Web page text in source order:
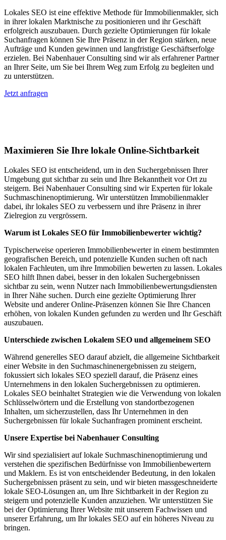
Lokales SEO ist eine effektive Methode für Immobilienmakler, sich
in ihrer lokalen Marktnische zu positionieren und ihr Geschäft
erfolgreich auszubauen. Durch gezielte Optimierungen für lokale
Suchanfragen können Sie Ihre Präsenz in der Region stärken, neue
Aufträge und Kunden gewinnen und langfristige Geschäftserfolge
erzielen. Bei Nabenhauer Consulting sind wir als erfahrener Partner
an Ihrer Seite, um Sie bei Ihrem Weg zum Erfolg zu begleiten und
zu unterstützen.
Jetzt anfragen
Maximieren Sie Ihre lokale Online-Sichtbarkeit
Lokales SEO ist entscheidend, um in den Suchergebnissen Ihrer
Umgebung gut sichtbar zu sein und Ihre Bekanntheit vor Ort zu
steigern. Bei Nabenhauer Consulting sind wir Experten für lokale
Suchmaschinenoptimierung. Wir unterstützen Immobilienmakler
dabei, ihr lokales SEO zu verbessern und ihre Präsenz in ihrer
Zielregion zu vergrössern.
Warum ist Lokales SEO für Immobilienbewerter wichtig?
Typischerweise operieren Immobilienbewerter in einem bestimmten
geografischen Bereich, und potenzielle Kunden suchen oft nach
lokalen Fachleuten, um ihre Immobilien bewerten zu lassen. Lokales
SEO hilft Ihnen dabei, besser in den lokalen Suchergebnissen
sichtbar zu sein, wenn Nutzer nach Immobilienbewertungsdiensten
in Ihrer Nähe suchen. Durch eine gezielte Optimierung Ihrer
Website und anderer Online-Präsenzen können Sie Ihre Chancen
erhöhen, von lokalen Kunden gefunden zu werden und Ihr Geschäft
auszubauen.
Unterschiede zwischen Lokalem SEO und allgemeinem SEO
Während generelles SEO darauf abzielt, die allgemeine Sichtbarkeit
einer Website in den Suchmaschinenergebnissen zu steigern,
fokussiert sich lokales SEO speziell darauf, die Präsenz eines
Unternehmens in den lokalen Suchergebnissen zu optimieren.
Lokales SEO beinhaltet Strategien wie die Verwendung von lokalen
Schlüsselwörtern und die Erstellung von standortbezogenen
Inhalten, um sicherzustellen, dass Ihr Unternehmen in den
Suchergebnissen für lokale Suchanfragen prominent erscheint.
Unsere Expertise bei Nabenhauer Consulting
Wir sind spezialisiert auf lokale Suchmaschinenoptimierung und
verstehen die spezifischen Bedürfnisse von Immobilienbewertern
und Maklern. Es ist von entscheidender Bedeutung, in den lokalen
Suchergebnissen präsent zu sein, und wir bieten massgeschneiderte
lokale SEO-Lösungen an, um Ihre Sichtbarkeit in der Region zu
steigern und potenzielle Kunden anzuziehen. Wir unterstützen Sie
bei der Optimierung Ihrer Website mit unserem Fachwissen und
unserer Erfahrung, um Ihr lokales SEO auf ein höheres Niveau zu
bringen.